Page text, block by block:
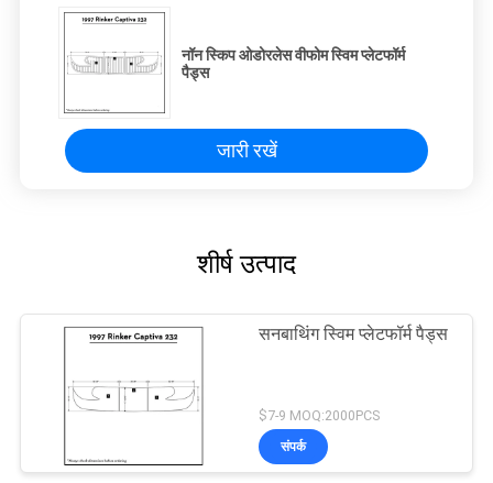
नॉन स्किप ओडोरलेस वीफोम स्विम प्लेटफॉर्म
पैड्स
जारी रखें
शीर्ष उत्पाद
सनबाथिंग स्विम प्लेटफॉर्म पैड्स
$7-9 MOQ:2000PCS
संपर्क